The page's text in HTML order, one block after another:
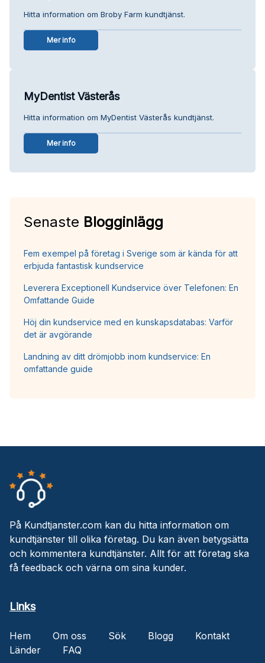
Hitta information om Broby Farm kundtjänst.
Mer info
MyDentist Västerås
Hitta information om MyDentist Västerås kundtjänst.
Mer info
Senaste Blogginlägg
Fem exempel på företag i Sverige som är kända för att
erbjuda fantastisk kundservice
Leverera Exceptionell Kundservice över Telefonen: En
Omfattande Guide
Höj din kundservice med en kunskapsdatabas: Varför
det är avgörande
Landning av ditt drömjobb inom kundservice: En
omfattande guide
På Kundtjanster.com kan du hitta information om
kundtjänster till olika företag. Du kan även betygsätta
och kommentera kundtjänster. Allt för att företag ska
få feedback och värna om sina kunder.
Links
Hem Om oss Sök Blogg
Kontakt
Länder
FAQ